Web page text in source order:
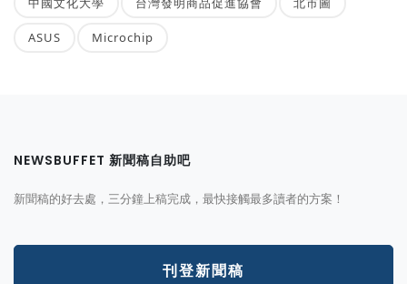
ASUS Microchip
NEWSBUFFET 新聞稿自助吧
新聞稿的好去處，三分鐘上稿完成，最快接觸最多讀者的方案！
刊登新聞稿